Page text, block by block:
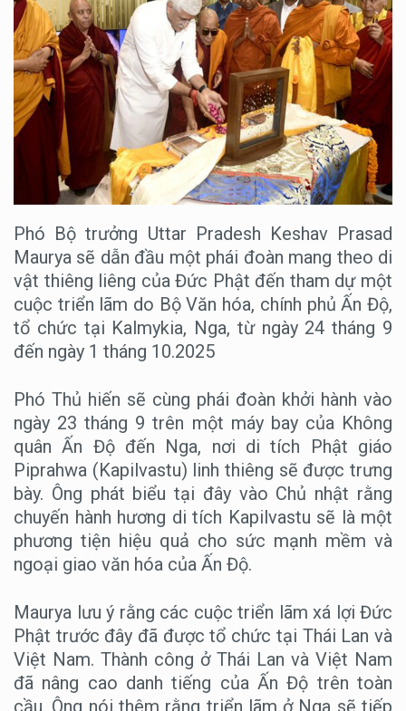
Phó Bộ trưởng Uttar Pradesh Keshav Prasad
Maurya sẽ dẫn đầu một phái đoàn mang theo di
vật thiêng liêng của Đức Phật đến tham dự một
cuộc triển lãm do Bộ Văn hóa, chính phủ Ấn Độ,
tổ chức tại Kalmykia, Nga, từ ngày 24 tháng 9
đến ngày 1 tháng 10.2025
Phó Thủ hiến sẽ cùng phái đoàn khởi hành vào
ngày 23 tháng 9 trên một máy bay của Không
quân Ấn Độ đến Nga, nơi di tích Phật giáo
Piprahwa (Kapilvastu) linh thiêng sẽ được trưng
bày. Ông phát biểu tại đây vào Chủ nhật rằng
chuyến hành hương di tích Kapilvastu sẽ là một
phương tiện hiệu quả cho sức mạnh mềm và
ngoại giao văn hóa của Ấn Độ.
Maurya lưu ý rằng các cuộc triển lãm xá lợi Đức
Phật trước đây đã được tổ chức tại Thái Lan và
Việt Nam. Thành công ở Thái Lan và Việt Nam
đã nâng cao danh tiếng của Ấn Độ trên toàn
cầu. Ông nói thêm rằng triển lãm ở Nga sẽ tiếp